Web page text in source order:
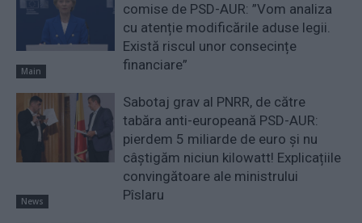
Main
comise de PSD-AUR: ”Vom analiza
cu atenție modificările aduse legii.
Există riscul unor consecințe
financiare”
News
Sabotaj grav al PNRR, de către
tabăra anti-europeană PSD-AUR:
pierdem 5 miliarde de euro și nu
câștigăm niciun kilowatt! Explicațiile
convingătoare ale ministrului
Pîslaru